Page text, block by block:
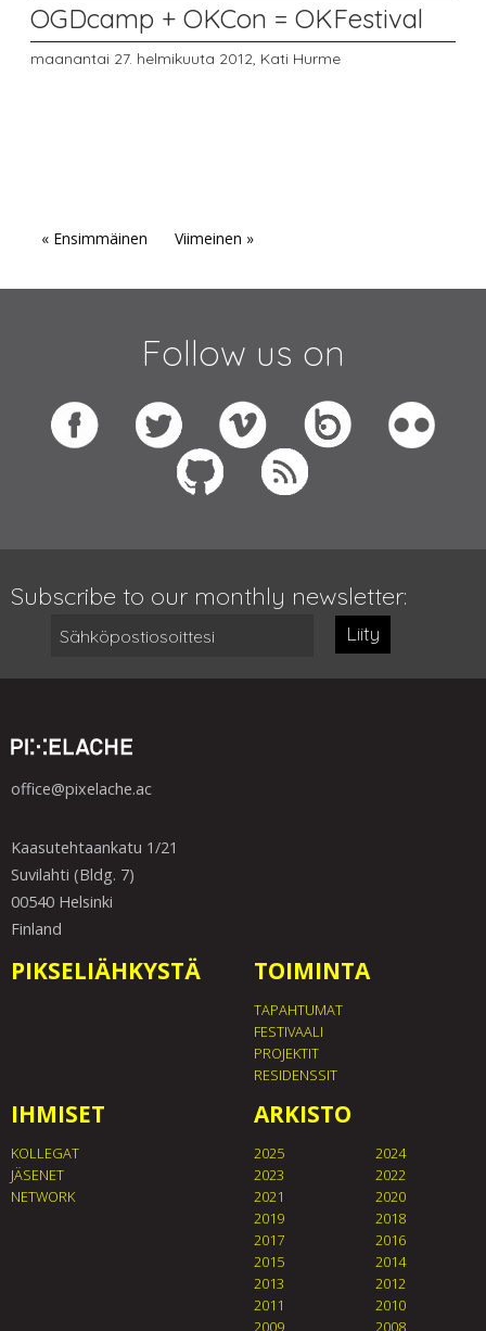
OGDcamp + OKCon = OKFestival
maanantai 27. helmikuuta 2012, Kati Hurme
« Ensimmäinen Viimeinen »
Follow us on
Subscribe to our monthly newsletter:
Liity
office@pixelache.ac
Kaasutehtaankatu 1/21
Suvilahti (Bldg. 7)
00540 Helsinki
Finland
PIKSELIÄHKYSTÄ TOIMINTA
TAPAHTUMAT
FESTIVAALI
PROJEKTIT
RESIDENSSIT
IHMISET
KOLLEGAT
JÄSENET
NETWORK
ARKISTO
2025
2024
2023
2022
2021
2020
2019
2018
2017
2016
2015
2014
2013
2012
2011
2010
2009
2008